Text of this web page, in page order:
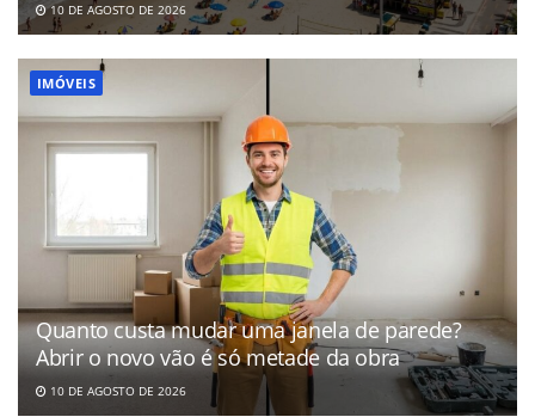
10 DE AGOSTO DE 2026
IMÓVEIS
Quanto custa mudar uma janela de parede?
Abrir o novo vão é só metade da obra
10 DE AGOSTO DE 2026